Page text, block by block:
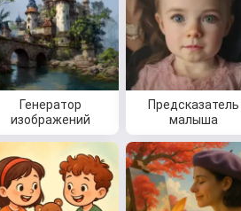
Генератор
изображений
Предсказатель
малыша